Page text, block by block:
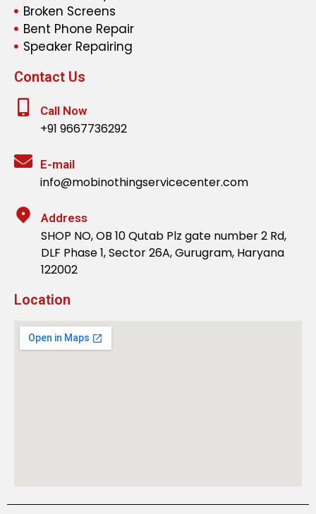
Broken Screens
Bent Phone Repair
Speaker Repairing
Contact Us
Call Now
+91 9667736292
E-mail
info@mobinothingservicecenter.com
Address
SHOP NO, OB 10 Qutab Plz gate number 2 Rd,
DLF Phase 1, Sector 26A, Gurugram, Haryana
122002
Location